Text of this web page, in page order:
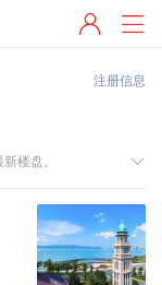
注册信息
楼盘。 